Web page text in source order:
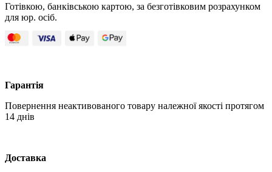
Готівкою, банківською картою, за безготівковим розрахунком
для юр. осіб.
Гарантія
Повернення неактивованого товару належної якості протягом
14 днів
Доставка